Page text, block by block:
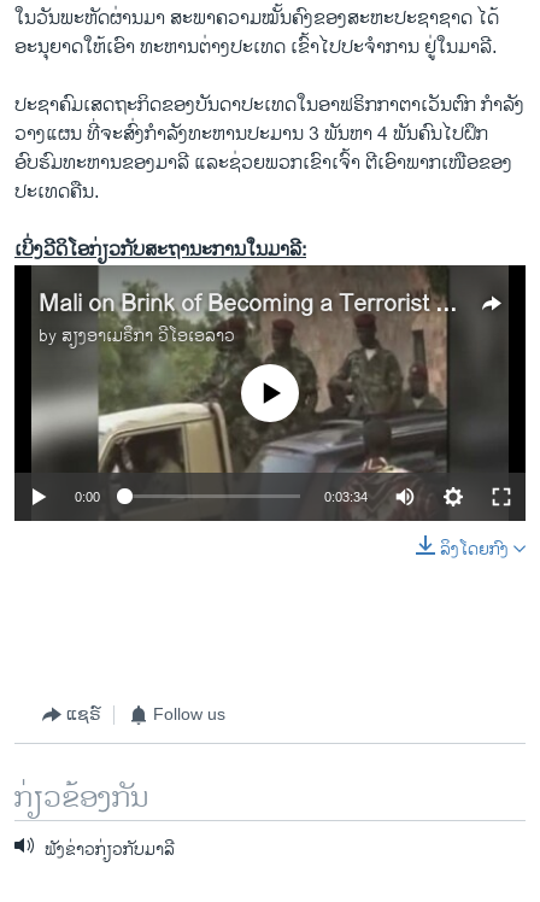
ໃນວັນພະຫັດຜ່ານມາ ສະພາຄວາມໝັ້ນຄົງຂອງສະຫະປະຊາຊາດ ໄດ້
ອະນຸຍາດໃຫ້ເອົາ ທະຫານຕ່າງປະເທດ ເຂົ້າໄປປະຈໍາການ ຢູ່ໃນມາລີ.
ປະຊາຄົມເສດຖະກິດຂອງບັນດາປະເທດໃນອາຟຣິກກາຕາເວັນຕົກ ກໍາລັງ
ວາງແຜນ ທີ່ຈະສົ່ງກໍາລັງທະຫານປະມານ 3 ພັນຫາ 4 ພັນຄົນໄປຝຶກ
ອົບຮົມທະຫານຂອງມາລີ ແລະຊ່ວຍພວກເຂົາເຈົ້າ ຕີເອົາພາກເໜືອຂອງ
ປະເທດຄືນ.
ເບິ່ງວີດິໂອກ່ຽວກັບສະຖານະການໃນມາລີ:
Mali on Brink of Becoming a Terrorist Safe Haven
by ສຽງອາເມຣິກາ ວີໂອເອລາວ
No media source currently available
0:00 0:03:34
ລິງໂດຍກົງ
ແຊຣ໌ Follow us
ກ່ຽວຂ້ອງກັນ
ຟັງຂ່າວກ່ຽວກັບມາລີ